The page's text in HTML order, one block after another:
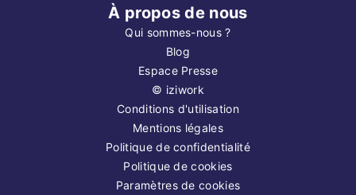
À propos de nous
Qui sommes-nous ?
Blog
Espace Presse
© iziwork
Conditions d'utilisation
Mentions légales
Politique de confidentialité
Politique de cookies
Paramètres de cookies